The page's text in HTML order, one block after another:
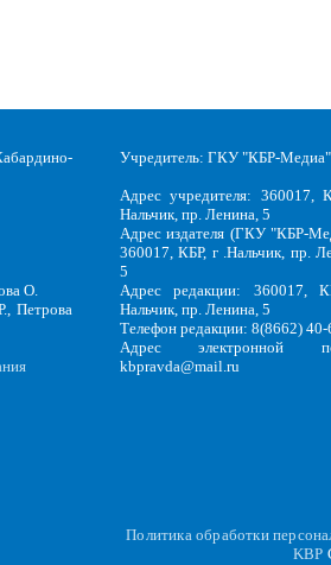
О.
Петрова
Учредитель: ГКУ "КБР-Медиа"
Адрес учредителя: 360017,
Нальчик, пр. Ленина, 5
Адрес издателя (ГКУ "КБР-
360017, КБР, г .Нальчик, пр.
5
Адрес редакции: 360017,
Нальчик, пр. Ленина, 5
Телефон редакции: 8(8662)
Адрес электронной
kbpravda@mail.ru
Политика обработки
KBP